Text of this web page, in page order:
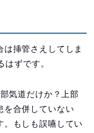
挿管さえしてしま
はずです。
気道だけか？上部
を合併していない
。もしも誤嚥してい